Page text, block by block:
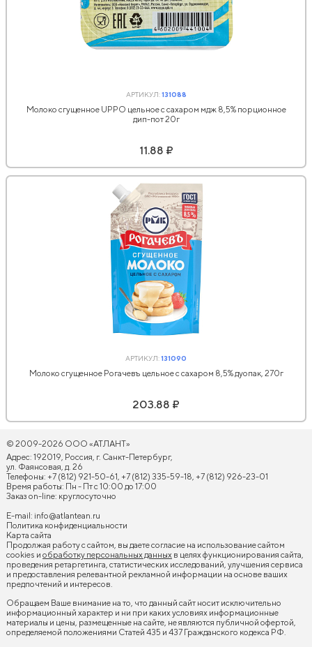
АРТИКУЛ:131088
Молоко сгущенное UPPO цельное с сахаром мдж 8,5% порционное
дип-пот 20г
11.88 ₽
АРТИКУЛ:131090
Молоко сгущенное Рогачевъ цельное с сахаром 8,5% дуопак, 270г
203.88 ₽
© 2009-2026 ООО «АТЛАНТ»
Адрес: 192019, Россия, г. Санкт-Петербург,
ул. Фаянсовая, д. 26
Телефоны: +7 (812) 921-50-61, +7 (812) 335-59-18, +7 (812) 926-23-01
Время работы: Пн - Пт с 10:00 до 17:00
Заказ on-line: круглосуточно
E-mail: info@atlantean.ru
Политика конфиденциальности
Карта сайта
Продолжая работу с сайтом, вы даете согласие на использование сайтом
cookies и обработку персональных данных в целях функционирования сайта,
проведения ретаргетинга, статистических исследований, улучшения сервиса
и предоставления релевантной рекламной информации на основе ваших
предпочтений и интересов.
Обращаем Ваше внимание на то, что данный сайт носит исключительно
информационный характер и ни при каких условиях информационные
материалы и цены, размещенные на сайте, не являются публичной офертой,
определяемой положениями Статей 435 и 437 Гражданского кодекса РФ.